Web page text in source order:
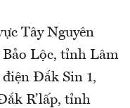
Tây Nguyên
Lộc, tỉnh Lâm
Đắk Sin 1,
R’lấp, tỉnh